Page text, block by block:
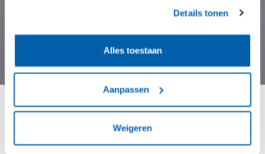
Details tonen
Alles toestaan
Aanpassen
Weigeren
Wet Kwaliteitsborging
aangenomen door Eerste Kamer: